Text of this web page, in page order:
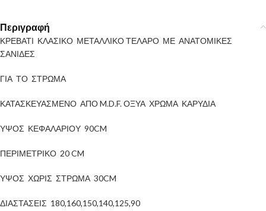
Περιγραφή
ΚΡΕΒΑΤΙ ΚΛΑΣΙΚΟ ΜΕΤΑΛΛΙΚΟ ΤΕΛΑΡΟ ΜΕ ΑΝΑΤΟΜΙΚΕΣ
ΣΑΝΙΔΕΣ
ΓΙΑ ΤΟ ΣΤΡΩΜΑ
ΚΑΤΑΣΚΕΥΑΣΜΕΝΟ ΑΠΟ M.D.F. ΟΞΥΑ ΧΡΩΜΑ ΚΑΡΥΔΙΑ
ΥΨΟΣ ΚΕΦΑΛΑΡΙΟΥ 90CM
ΠΕΡΙΜΕΤΡΙΚΟ 20 CM
ΥΨΟΣ ΧΩΡΙΣ ΣΤΡΩΜΑ 30CM
ΔΙΑΣΤΑΣΕΙΣ 180,160,150,140,125,90